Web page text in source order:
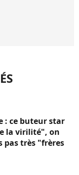
: ce buteur star
la virilité", on
pas très "frères